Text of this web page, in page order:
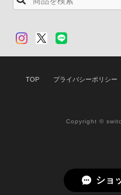
TOP プライバシーポリシー
Copyright ©
ショ